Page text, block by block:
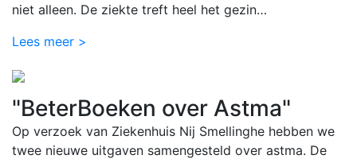
niet alleen. De ziekte treft heel het gezin…
Lees meer >
"BeterBoeken over Astma"
Op verzoek van Ziekenhuis Nij Smellinghe hebben we
twee nieuwe uitgaven samengesteld over astma. De